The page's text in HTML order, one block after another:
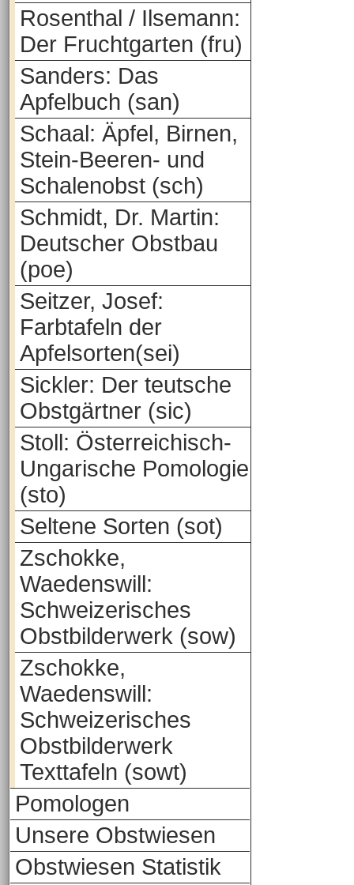
Rosenthal / Ilsemann:
Der Fruchtgarten (fru)
Sanders: Das
Apfelbuch (san)
Schaal: Äpfel, Birnen,
Stein-Beeren- und
Schalenobst (sch)
Schmidt, Dr. Martin:
Deutscher Obstbau
(poe)
Seitzer, Josef:
Farbtafeln der
Apfelsorten(sei)
Sickler: Der teutsche
Obstgärtner (sic)
Stoll: Österreichisch-
Ungarische Pomologie
(sto)
Seltene Sorten (sot)
Zschokke,
Waedenswill:
Schweizerisches
Obstbilderwerk (sow)
Zschokke,
Waedenswill:
Schweizerisches
Obstbilderwerk
Texttafeln (sowt)
Pomologen
Unsere Obstwiesen
Obstwiesen Statistik